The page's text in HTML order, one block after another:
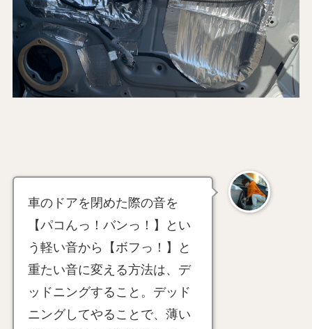
車のドアを閉めた際の音を
【パコんっ！バンっ！】とい
う軽い音から【ボフっ！】と
重たい音に変える方法は、デ
ッドニングすること。デッド
ニングしてやることで、薄い